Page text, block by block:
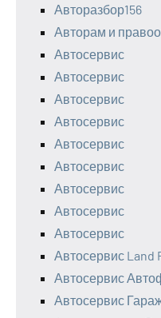
Авторазбор156
Авторам и
Автосервис
Автосервис
Автосервис
Автосервис
Автосервис
Автосервис
Автосервис
Автосервис
Автосервис
Автосервис Land
Автосервис
Автосервис